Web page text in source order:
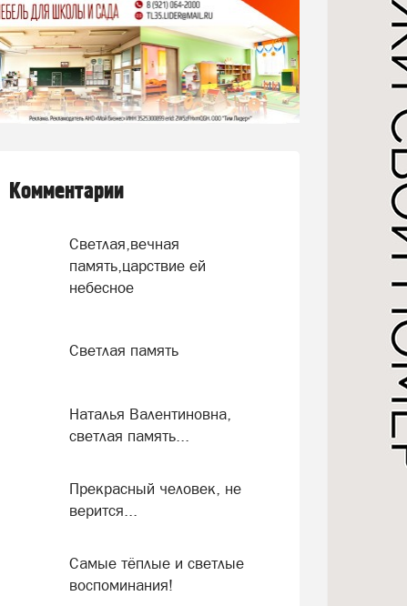
Комментарии
Светлая,вечная
память,царствие ей
небесное
Светлая память
Наталья Валентиновна,
светлая память...
Прекрасный человек, не
верится...
Самые тёплые и светлые
воспоминания!